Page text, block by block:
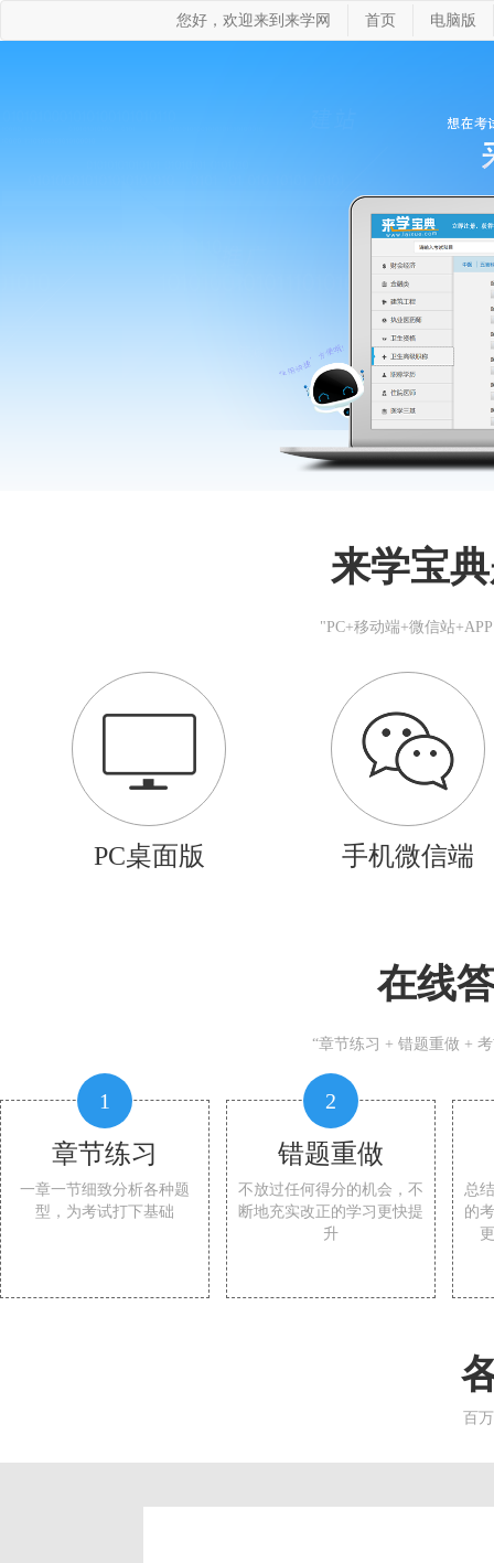
您好，欢迎来到来学网 首页 电脑版
来学宝
"PC+移动端+微信站
PC桌面版 手机微信端
在线
“章节练习 + 错题重做 +
1
章节练习
一章一节细致分析各种题
型，为考试打下基础
2
错题重做
不放过任何得分的机会，不
断地充实改正的学习更快提
升
总
的
百